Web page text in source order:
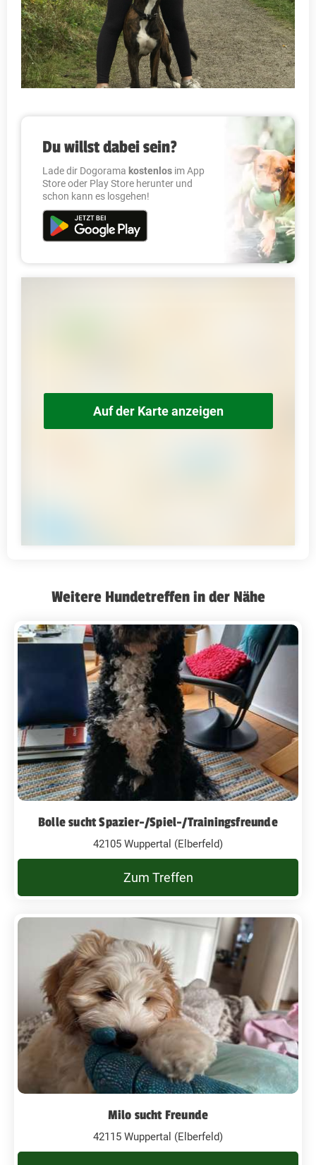
Du willst dabei sein?
Lade dir Dogorama kostenlos im App
Store oder Play Store herunter und
schon kann es losgehen!
Auf der Karte anzeigen
Weitere Hundetreffen in der Nähe
Bolle sucht Spazier-/Spiel-/Trainingsfreunde
42105 Wuppertal (Elberfeld)
Zum Treffen
Milo sucht Freunde
42115 Wuppertal (Elberfeld)